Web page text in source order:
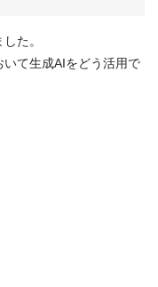
た。
て生成AIをどう活用で